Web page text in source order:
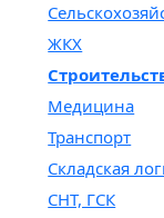
ЖКХ
Медицина
Транспорт
Складская
СНТ, ГСК